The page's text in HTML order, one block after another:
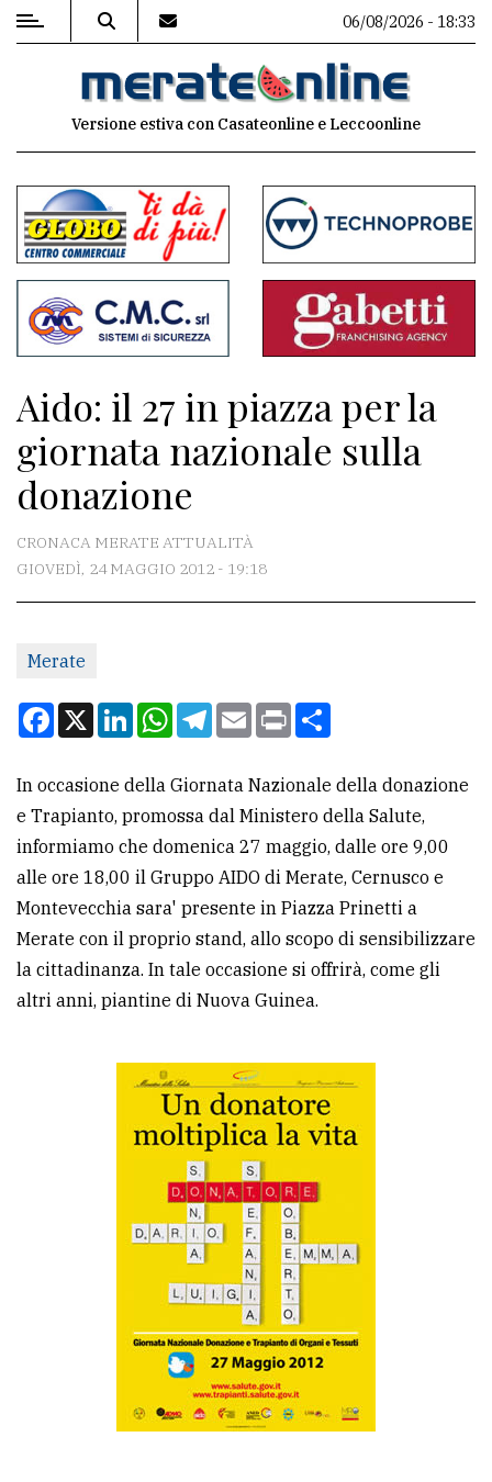
MENU
commenti
Contenuti
del
sito
Associazioni
Meteo
CONTATTI
Scrivici
Per
la
pubblicità
CERCA
Cerca
per
comune
06/08/2026 - 18:33
Versione estiva con Casateonline e Leccoonline
Aido: il 27 in piazza per la
giornata nazionale sulla
donazione
CRONACA MERATE ATTUALITÀ
GIOVEDÌ, 24 MAGGIO 2012 - 19:18
Merate
Facebook
X LinkedInWhatsApp
Telegram
EmailPrint
In occasione della Giornata Nazionale della donazione
e Trapianto, promossa dal Ministero della Salute,
informiamo che domenica 27 maggio, dalle ore 9,00
alle ore 18,00 il Gruppo AIDO di Merate, Cernusco e
Montevecchia sara' presente in Piazza Prinetti a
Merate con il proprio stand, allo scopo di sensibilizzare
la cittadinanza. In tale occasione si offrirà, come gli
altri anni, piantine di Nuova Guinea.